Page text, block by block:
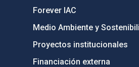
Forever IAC
Medio Ambiente y
Proyectos institucionales
Financiación externa